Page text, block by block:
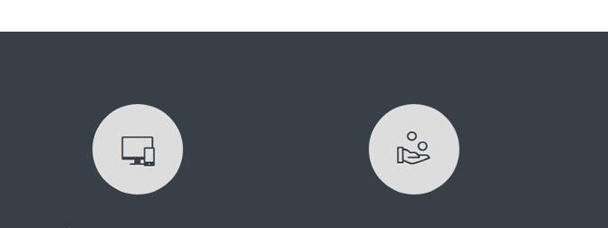
的增强。如果你有一个软件应用程序，旨在提高生产力或满足内部需要，
电商网站的存在，并吸引过来。其次是电商时代的一个特性，电商网站建
并开始成为日常生活中不可缺少的一部分，所以建设电商网站自然也就很
重要了。电子商务网站建设的好处有哪些：电商网站可谓是集销售、服务
跟资讯一体化的电子商务平台，具有强大的订购功能之外，还能集批发、
零售、团购跟在线支付等功能于一体，这是一个能够让消费者跟商家进行
交易的一个网络平台。搭建电商网站的好处在于可以依托电子商城进行网
络营销活动，并在网上进行商城网站产品的推广；此外，电商网站开发可